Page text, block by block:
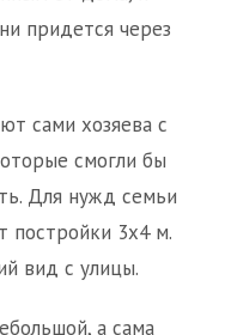
придется через
сами хозяева с
смогли бы
Для нужд семьи
постройки 3х4 м.
вид с улицы.
а сама